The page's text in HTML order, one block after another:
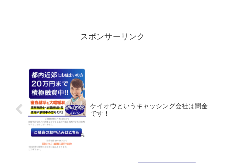
スポンサーリンク
ケイオウというキャッシング会社は闇金
です！